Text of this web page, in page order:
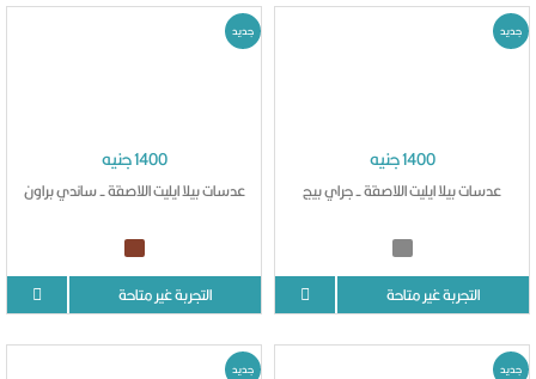
1400 جنيه
عدسات بيلا ايليت اللاصقة - جراي بيج
التجربة غير متاحة
جديد
1400 جنيه
عدسات بيلا ايليت اللاصقة - ساندي براون
التجربة غير متاحة
جديد
جديد جديد